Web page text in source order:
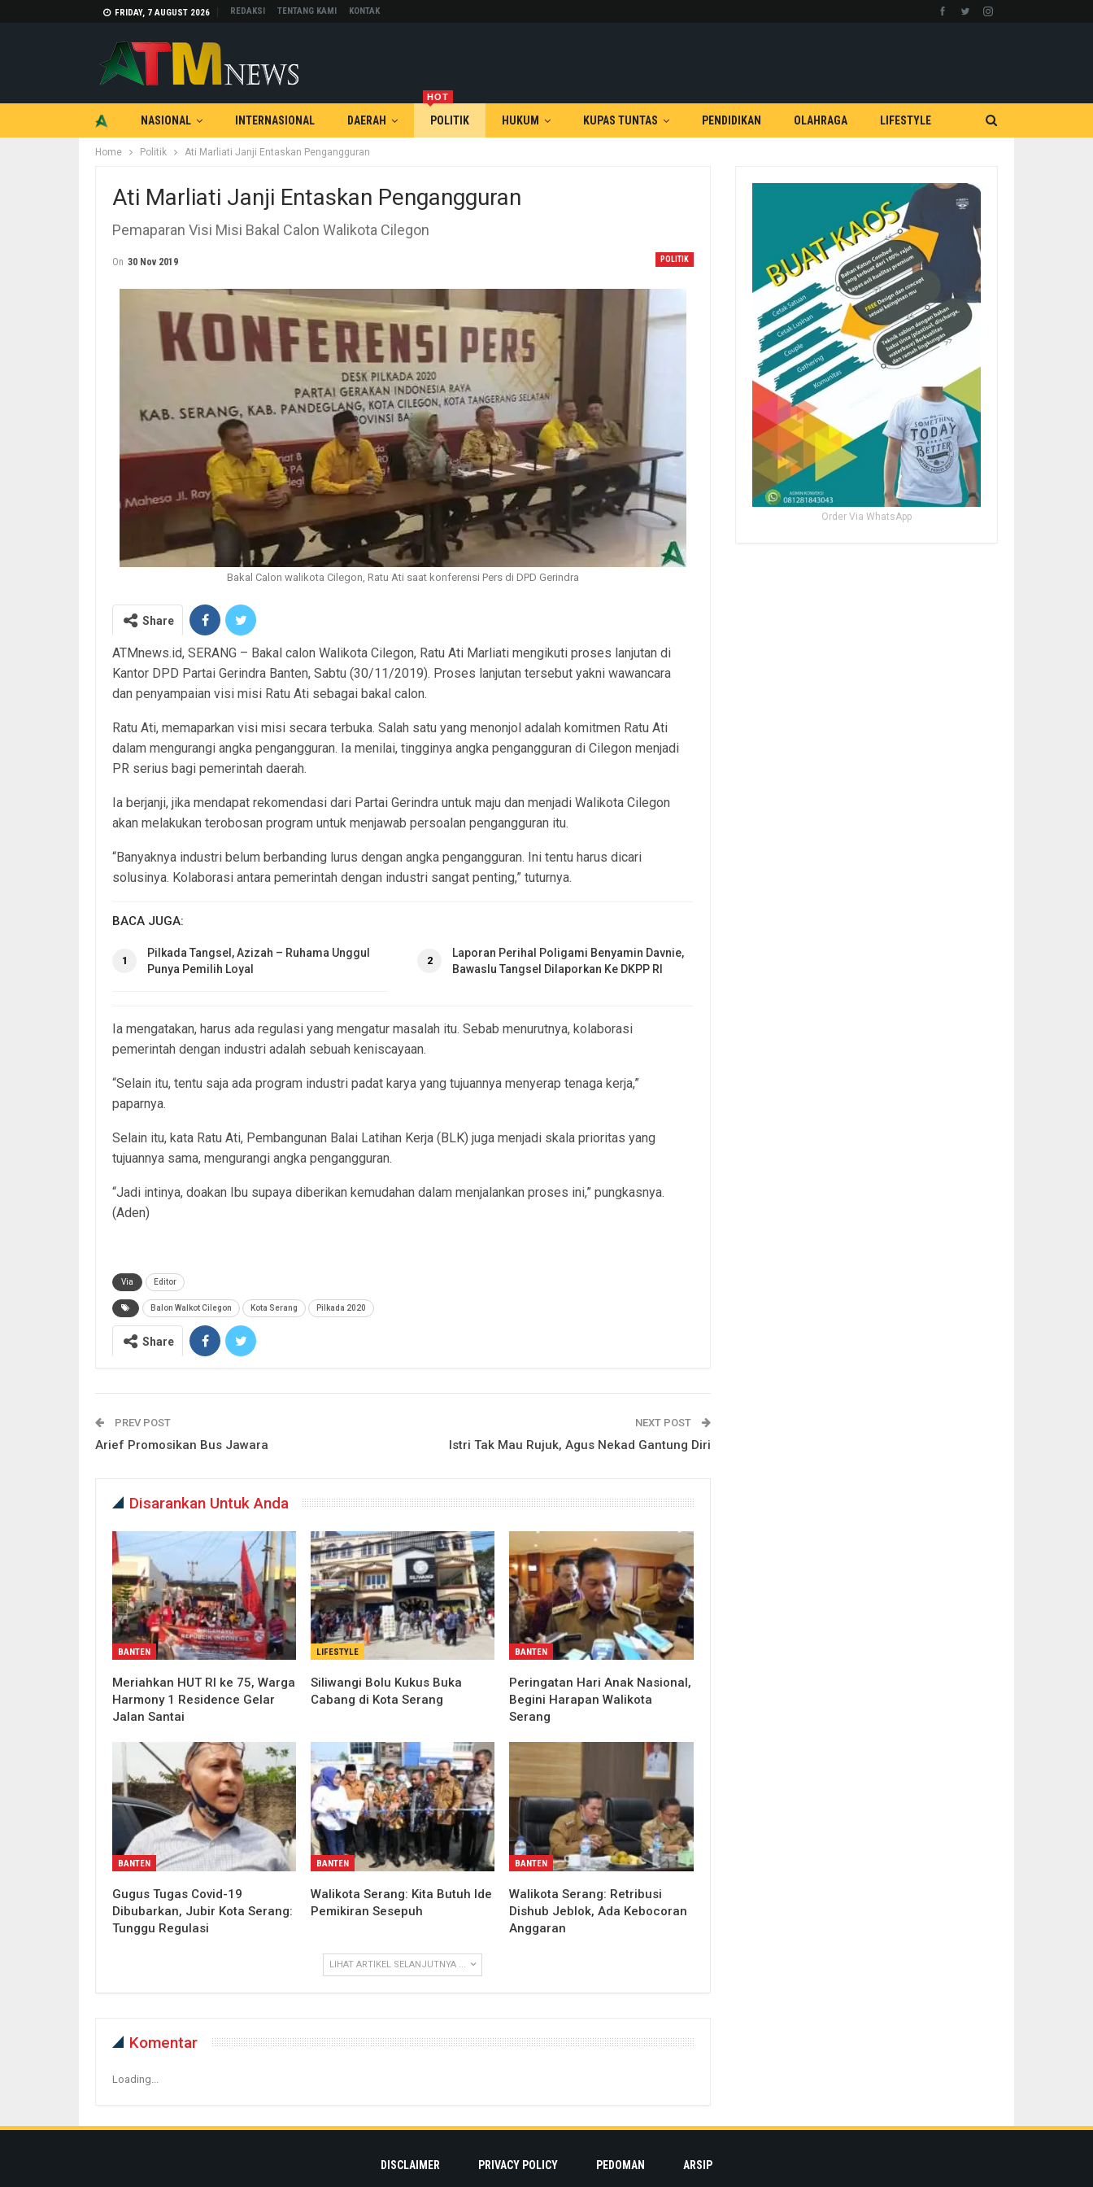
FRIDAY, 7 AUGUST 2026 REDAKSI TENTANG KAMI KONTAK
NASIONAL INTERNASIONAL DAERAH POLITIK
HOT
HUKUM KUPAS TUNTAS PENDIDIKAN OLAHRAGA LIFESTYLE
TEKNOLOGI OTOMOTIF
Home Politik Ati Marliati Janji Entaskan Pengangguran
Ati Marliati Janji Entaskan Pengangguran
Pemaparan Visi Misi Bakal Calon Walikota Cilegon
POLITIK
On 30 Nov 2019
Bakal Calon walikota Cilegon, Ratu Ati saat konferensi Pers di DPD Gerindra
Share
ATMnews.id, SERANG – Bakal calon Walikota Cilegon, Ratu Ati Marliati mengikuti proses lanjutan di
Kantor DPD Partai Gerindra Banten, Sabtu (30/11/2019). Proses lanjutan tersebut yakni wawancara
dan penyampaian visi misi Ratu Ati sebagai bakal calon.
Ratu Ati, memaparkan visi misi secara terbuka. Salah satu yang menonjol adalah komitmen Ratu Ati
dalam mengurangi angka pengangguran. Ia menilai, tingginya angka pengangguran di Cilegon menjadi
PR serius bagi pemerintah daerah.
Ia berjanji, jika mendapat rekomendasi dari Partai Gerindra untuk maju dan menjadi Walikota Cilegon
akan melakukan terobosan program untuk menjawab persoalan pengangguran itu.
“Banyaknya industri belum berbanding lurus dengan angka pengangguran. Ini tentu harus dicari
solusinya. Kolaborasi antara pemerintah dengan industri sangat penting,” tuturnya.
BACA JUGA:
1
Pilkada Tangsel, Azizah – Ruhama Unggul
Punya Pemilih Loyal
2
Laporan Perihal Poligami Benyamin Davnie,
Bawaslu Tangsel Dilaporkan Ke DKPP RI
Ia mengatakan, harus ada regulasi yang mengatur masalah itu. Sebab menurutnya, kolaborasi
pemerintah dengan industri adalah sebuah keniscayaan.
“Selain itu, tentu saja ada program industri padat karya yang tujuannya menyerap tenaga kerja,”
paparnya.
Selain itu, kata Ratu Ati, Pembangunan Balai Latihan Kerja (BLK) juga menjadi skala prioritas yang
tujuannya sama, mengurangi angka pengangguran.
“Jadi intinya, doakan Ibu supaya diberikan kemudahan dalam menjalankan proses ini,” pungkasnya.
(Aden)
Via Editor
Balon Walkot Cilegon Kota Serang Pilkada 2020
Share
PREV POST
Arief Promosikan Bus Jawara
NEXT POST
Istri Tak Mau Rujuk, Agus Nekad Gantung Diri
Disarankan Untuk Anda
BANTEN
Meriahkan HUT RI ke 75, Warga
Harmony 1 Residence Gelar
Jalan Santai
LIFESTYLE
Siliwangi Bolu Kukus Buka
Cabang di Kota Serang
BANTEN
Peringatan Hari Anak Nasional,
Begini Harapan Walikota
Serang
BANTEN
Gugus Tugas Covid-19
Dibubarkan, Jubir Kota Serang:
Tunggu Regulasi
BANTEN
Walikota Serang: Kita Butuh Ide
Pemikiran Sesepuh
BANTEN
Walikota Serang: Retribusi
Dishub Jeblok, Ada Kebocoran
Anggaran
LIHAT ARTIKEL SELANJUTNYA ...
Komentar
Loading...
Order Via WhatsApp
DISCLAIMER PRIVACY POLICY PEDOMAN ARSIP